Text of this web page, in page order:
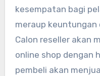
kesempatan bagi
meraup keuntungan
Calon reseller akan
online shop dengan
pembeli akan